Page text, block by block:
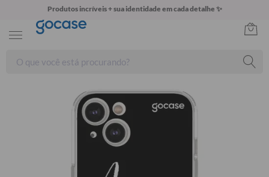
Produtos incríveis + sua identidade em cada detalhe ✨